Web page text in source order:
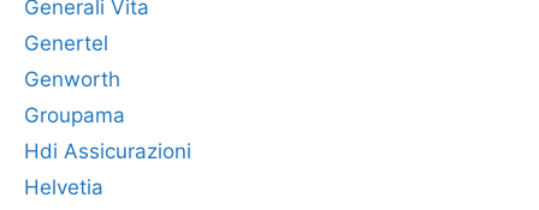
Generali Vita
Genertel
Genworth
Groupama
Hdi Assicurazioni
Helvetia